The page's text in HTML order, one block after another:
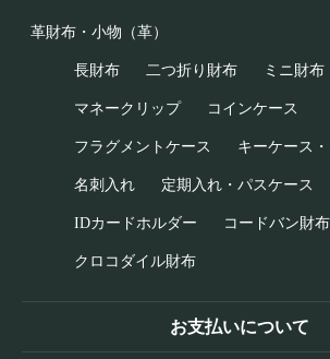
革財布・小物（革）
長財布 二つ折り財布 ミニ財布
マネークリップ コインケース
フラグメントケース キーケース
名刺入れ 定期入れ・パスケース
IDカードホルダー コードバン財布
クロコダイル財布
お支払いについて